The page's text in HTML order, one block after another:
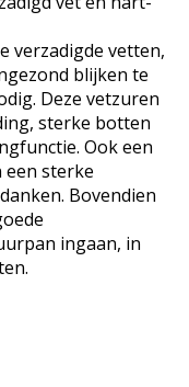
verzadigde vetten,
blijken te
Deze vetzuren
sterke botten
Ook een
een sterke
Bovendien
ingaan, in